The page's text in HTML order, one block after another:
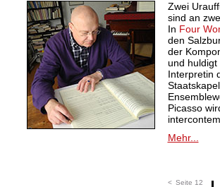
Zwei
sind an
In Four
den
der
und huldigt
Interpretin
Picasso
Mehr...
< Seite 12